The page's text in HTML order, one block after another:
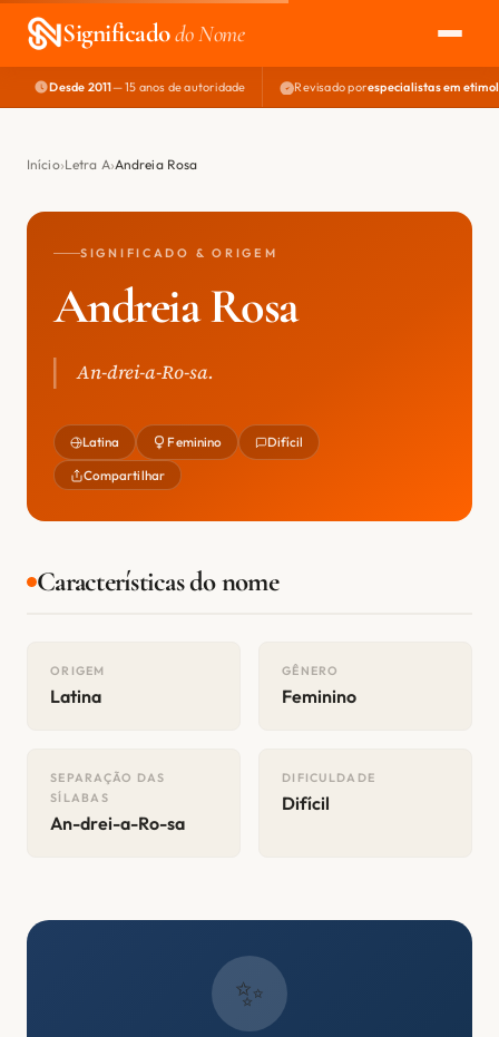
Significadodo Nome
EXPLORAR
NOME PERFEITO
Desde 2011— 15 anos de autoridade Revisado porespecialistas em
Início Letra A Andreia Rosa
SIGNIFICADO & ORIGEM
Andreia Rosa
An-drei-a-Ro-sa.
Latina Feminino Difícil
Compartilhar
Características do nome
ORIGEM
Latina
GÊNERO
Feminino
SEPARAÇÃO DAS
SÍLABAS
An-drei-a-Ro-sa
DIFICULDADE
Difícil
✨